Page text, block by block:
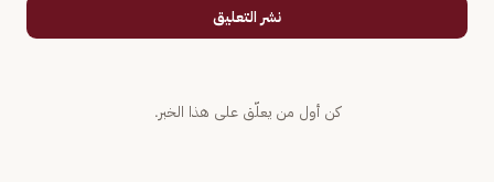
نشر التعليق
كن أول من يعلّق على هذا الخبر.